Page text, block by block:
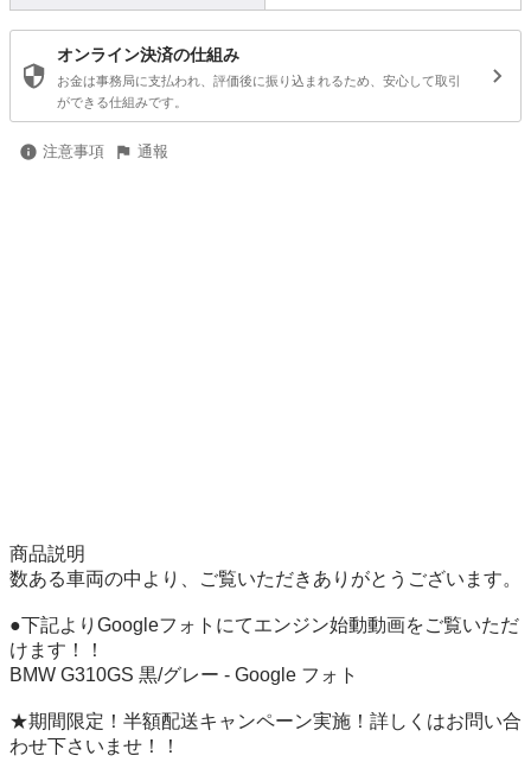
オンライン決済の仕組み
お金は事務局に支払われ、評価後に振り込まれるため、安心して取引
ができる仕組みです。
注意事項 通報
商品説明
数ある車両の中より、ご覧いただきありがとうございます。
●下記よりGoogleフォトにてエンジン始動動画をご覧いただ
けます！！
BMW G310GS 黒/グレー - Google フォト
★期間限定！半額配送キャンペーン実施！詳しくはお問い合
わせ下さいませ！！